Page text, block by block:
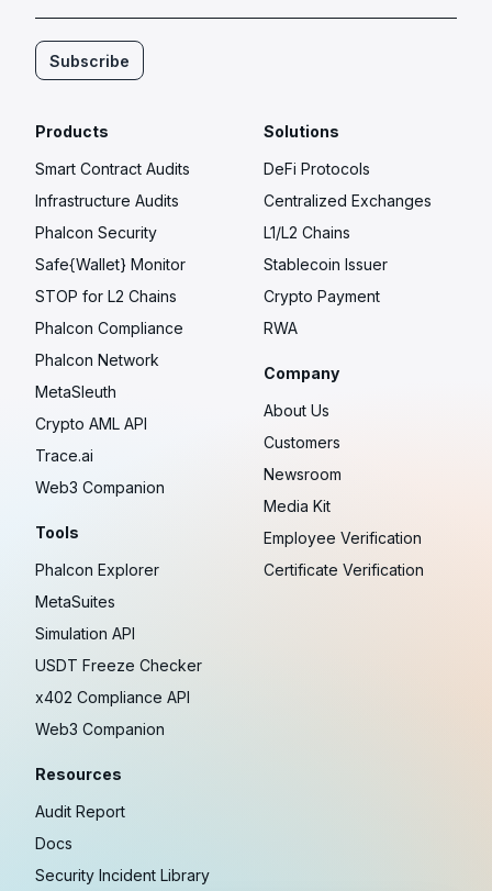
Subscribe
Products
Smart Contract Audits
Infrastructure Audits
Phalcon Security
Safe{Wallet} Monitor
STOP for L2 Chains
Phalcon Compliance
Phalcon Network
MetaSleuth
Crypto AML API
Trace.ai
Web3 Companion
Tools
Phalcon Explorer
MetaSuites
Simulation API
USDT Freeze Checker
x402 Compliance API
Web3 Companion
Resources
Audit Report
Docs
Security Incident Library
Solutions
DeFi Protocols
Centralized Exchanges
L1/L2 Chains
Stablecoin Issuer
Crypto Payment
RWA
Company
About Us
Customers
Newsroom
Media Kit
Employee Verification
Certificate Verification